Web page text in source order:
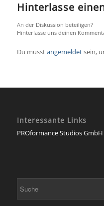
Hinterlasse
An der Diskussion beteiligen?
Hinterlasse uns deinen
Du musstangemeldetsein,
Interessante Links
PROformance Studios GmbH